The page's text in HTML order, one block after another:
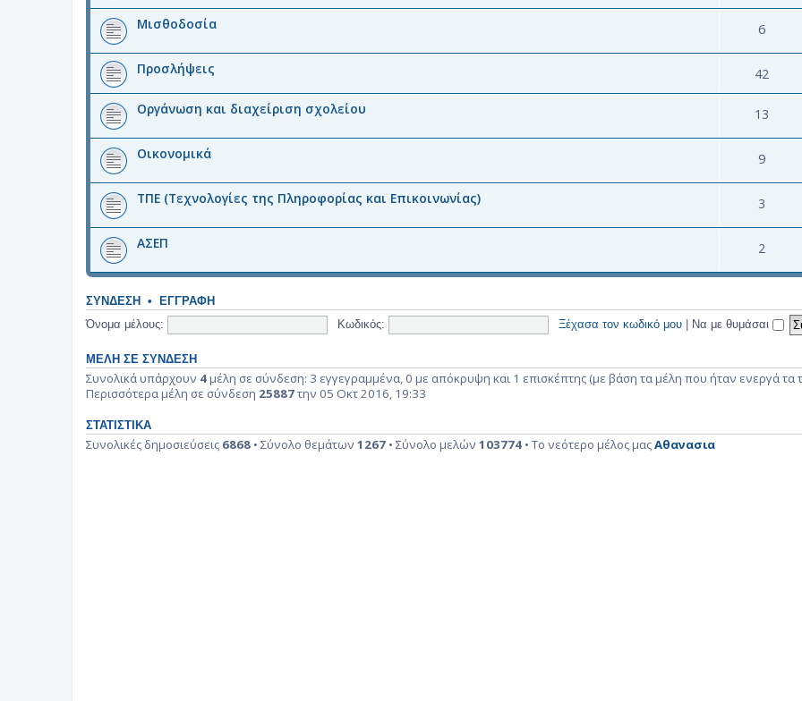
Μισθοδοσία 6
Προσλήψεις 42
Οργάνωση και διαχείριση σχολείου 13
Οικονομικά 9
ΤΠΕ (Τεχνολογίες της Πληροφορίας και Επικοινωνίας) 3
ΑΣΕΠ 2
ΣΎΝΔΕΣΗ • ΕΓΓΡΑΦΉ
Όνομα μέλους: Κωδικός: Ξέχασα τον κωδικό μου | Να με θυμάσαι
ΜΈΛΗ ΣΕ ΣΎΝΔΕΣΗ
Συνολικά υπάρχουν 4μέλη σε σύνδεση: 3 εγγεγραμμένα, 0 με απόκρυψη και 1 επισκέπτης (με βάση τα μέλη που ήταν ενεργά τα
Περισσότερα μέλη σε σύνδεση 25887την 05 Οκτ 2016, 19:33
ΣΤΑΤΙΣΤΙΚΆ
Συνολικές δημοσιεύσεις 6868 • Σύνολο θεμάτων 1267 • Σύνολο μελών 103774 • Το νεότερο μέλος μαςΑθανασια